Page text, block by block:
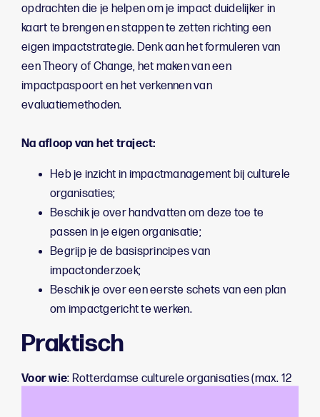
opdrachten die je helpen om je impact duidelijker in
kaart te brengen en stappen te zetten richting een
eigen impactstrategie. Denk aan het formuleren van
een Theory of Change, het maken van een
impactpaspoort en het verkennen van
evaluatiemethoden.
Na afloop van het traject:
Heb je inzicht in impactmanagement bij culturele
organisaties;
Beschik je over handvatten om deze toe te
passen in je eigen organisatie;
Begrijp je de basisprincipes van
impactonderzoek;
Beschik je over een eerste schets van een plan
om impactgericht te werken.
Praktisch
Voor wie: Rotterdamse culturele organisaties (max. 12